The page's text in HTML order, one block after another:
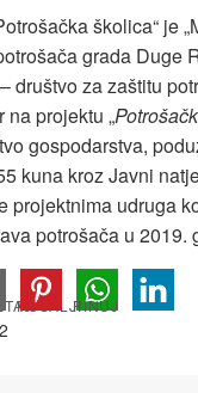
školica“ je
grada Duge
društvo za zaštitu
na projektu „
gospodarstva,
kuna kroz Javni
projektnima udruga
potrošača u 2019.